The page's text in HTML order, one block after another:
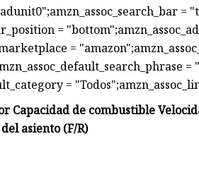
=
=
=
=
Capacidad de combustible
asiento (F/R)